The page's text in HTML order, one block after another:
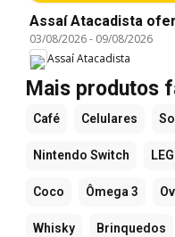
Assaí Atacadista
03/08/2026- 09/08/2026
Assaí Atacadista
Mais produtos
Café Celulares
Nintendo Switch
Coco Ômega 3
Whisky Brinquedos